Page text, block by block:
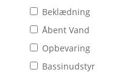
Beklædning
Åbent Vand
Opbevaring
Bassinudstyr